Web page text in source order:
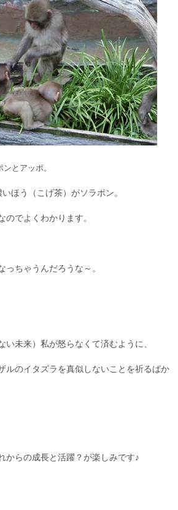
とアッポ。
ほう（こげ茶）がソラポン。
のでよくわかります。
っちゃうんだろうな～。
い未来）私が怒らなくて済むように、
ルのイタズラを真似しないことを祈るばか
からの成長と活躍？が楽しみです♪